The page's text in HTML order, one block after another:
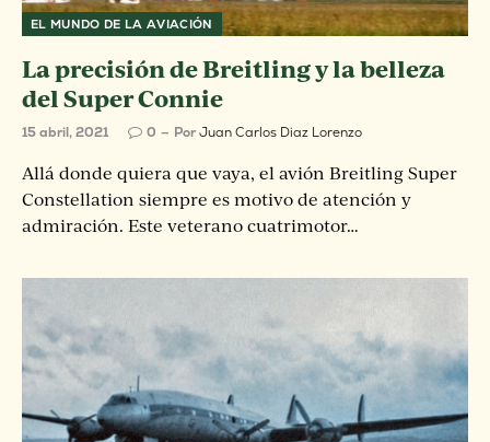
EL MUNDO DE LA AVIACIÓN
La precisión de Breitling y la belleza
del Super Connie
15 abril, 2021 0 PorJuan Carlos Diaz Lorenzo
Allá donde quiera que vaya, el avión Breitling Super
Constellation siempre es motivo de atención y
admiración. Este veterano cuatrimotor…